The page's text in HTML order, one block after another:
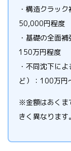
・構造クラッ
50,000円程度
・基礎の全面
150万円程度
・不同沈下に
ど）：100万円
※金額はあくま
きく異なります。